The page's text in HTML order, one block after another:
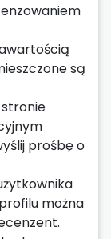
są
prośbę o
można